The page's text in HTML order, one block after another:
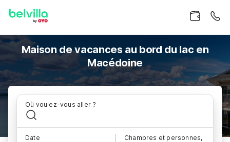
Maison de vacances au bord du lac en
Macédoine
Où voulez-vous aller ?
Date Chambres et personnes,